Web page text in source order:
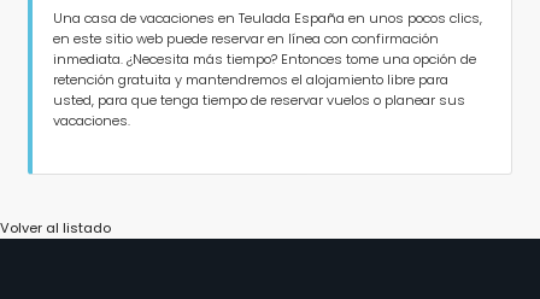
Una casa de vacaciones en Teulada España en unos pocos clics,
en este sitio web puede reservar en línea con confirmación
inmediata. ¿Necesita más tiempo? Entonces tome una opción de
retención gratuita y mantendremos el alojamiento libre para
usted, para que tenga tiempo de reservar vuelos o planear sus
vacaciones.
Volver al listado